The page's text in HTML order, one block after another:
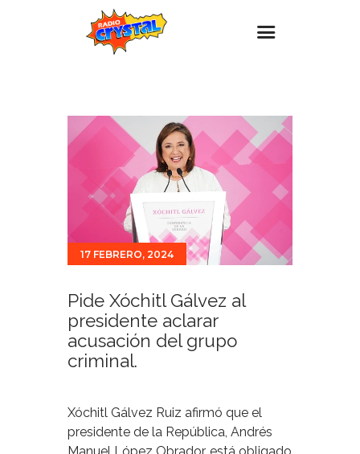
Estaciones
Promociones
Noticias
Para ti
Contacto
17 FEBRERO, 2024
Pide Xóchitl Gálvez al
presidente aclarar
acusación del grupo
criminal.
Xóchitl Gálvez Ruiz afirmó que el
presidente de la República, Andrés